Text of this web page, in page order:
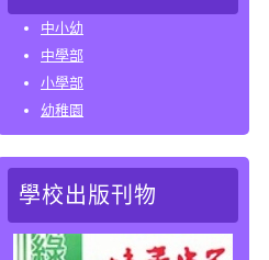
中小幼
中學部
小學部
幼稚園
學校出版刊物